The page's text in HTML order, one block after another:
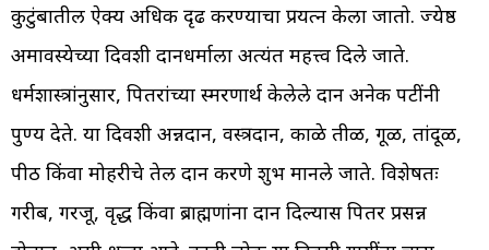
कुटुंबातील ऐक्य अधिक दृढ करण्याचा प्रयत्न केला जातो. ज्येष्ठ
अमावस्येच्या दिवशी दानधर्माला अत्यंत महत्त्व दिले जाते.
धर्मशास्त्रांनुसार, पितरांच्या स्मरणार्थ केलेले दान अनेक पटींनी
पुण्य देते. या दिवशी अन्नदान, वस्त्रदान, काळे तीळ, गूळ, तांदूळ,
पीठ किंवा मोहरीचे तेल दान करणे शुभ मानले जाते. विशेषतः
गरीब, गरजू, वृद्ध किंवा ब्राह्मणांना दान दिल्यास पितर प्रसन्न